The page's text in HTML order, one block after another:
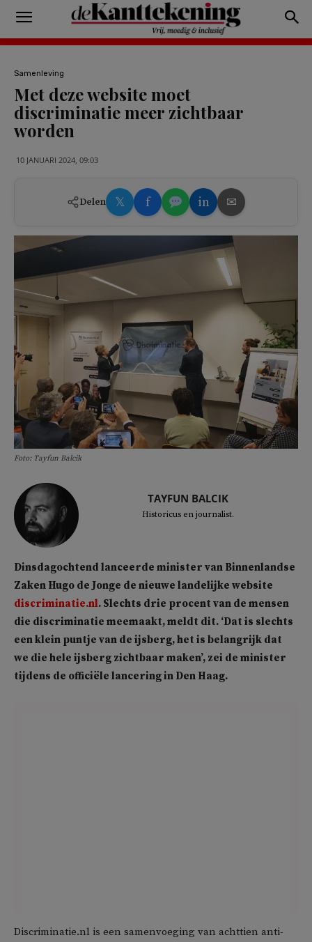
Samenleving
Met deze website moet
discriminatie meer zichtbaar
worden
10 JANUARI 2024, 09:03
Delen 𝕏 f in ✉
Foto: Tayfun Balcik
TAYFUN BALCIK
Historicus en journalist.
Dinsdagochtend lanceerde minister van Binnenlandse
Zaken Hugo de Jonge de nieuwe landelijke website
discriminatie.nl. Slechts drie procent van de mensen
die discriminatie meemaakt, meldt dit. ‘Dat is slechts
een klein puntje van de ijsberg, het is belangrijk dat
we die hele ijsberg zichtbaar maken’, zei de minister
tijdens de officiële lancering in Den Haag.
Discriminatie.nl is een samenvoeging van achttien anti-